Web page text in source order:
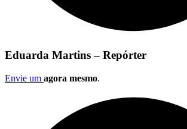
Eduarda Martins – Repórter
Envie um agora mesmo.